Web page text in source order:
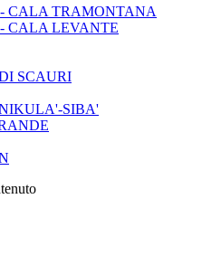
CALA TRAMONTANA
CALA LEVANTE
SCAURI
SIBA'